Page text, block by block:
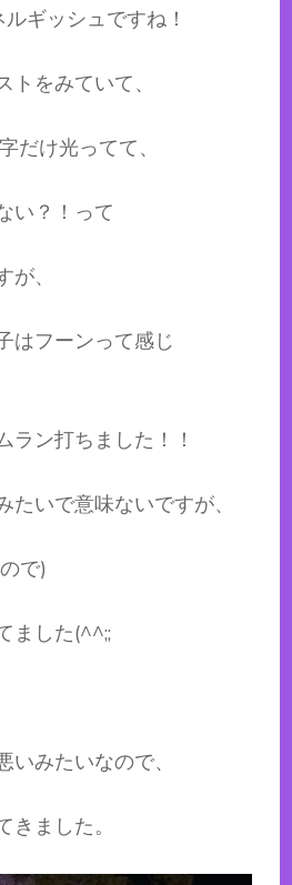
ギッシュですね！
をみていて、
だけ光ってて、
い？！って
、
はフーンって感じ
ラン打ちました！！
たいで意味ないですが、
で)
ました(^^;;
みたいなので、
ました。